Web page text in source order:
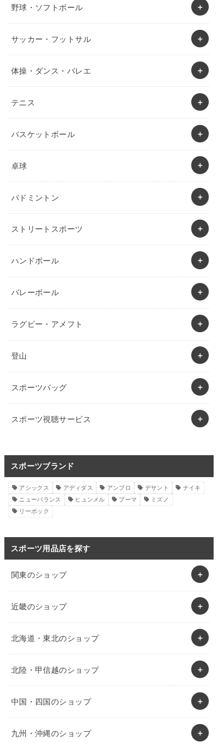
野球・ソフトボール
サッカー・フットサル
体操・ダンス・バレエ
テニス
バスケットボール
卓球
バドミントン
ストリートスポーツ
ハンドボール
バレーボール
ラグビー・アメフト
登山
スポーツバッグ
スポーツ視聴サービス
スポーツブランド
アシックス アディダス アンブロ デサント
ナイキ
ニューバランス
ヒュンメル プーマ
ミズノ
リーボック
スポーツ用品店を探す
関東のショップ
近畿のショップ
北海道・東北のショップ
北陸・甲信越のショップ
中国・四国のショップ
九州・沖縄のショップ